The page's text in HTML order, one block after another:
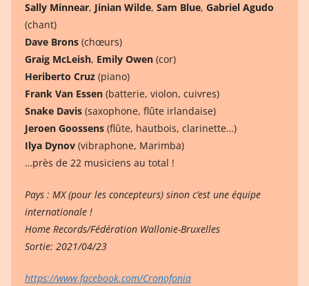
Sally Minnear, Jinian Wilde, Sam Blue, Gabriel Agudo
(chant)
Dave Brons (chœurs)
Graig McLeish, Emily Owen (cor)
Heriberto Cruz (piano)
Frank Van Essen (batterie, violon, cuivres)
Snake Davis (saxophone, flûte irlandaise)
Jeroen Goossens (flûte, hautbois, clarinette…)
Ilya Dynov (vibraphone, Marimba)
…près de 22 musiciens au total !
Pays : MX (pour les concepteurs) sinon c’est une équipe
internationale !
Home Records/Fédération Wallonie-Bruxelles
Sortie: 2021/04/23
https://www.facebook.com/Cronofonia